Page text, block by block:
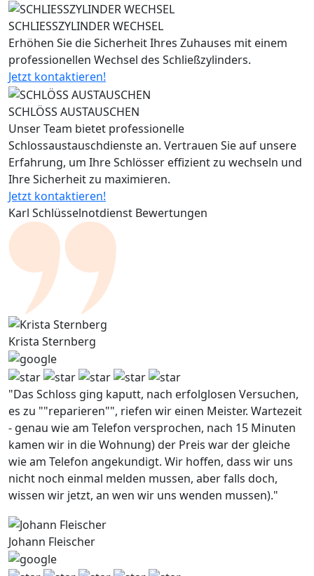
SCHLIESSZYLINDER WECHSEL
Erhöhen Sie die Sicherheit Ihres Zuhauses mit einem
professionellen Wechsel des Schließzylinders.
Jetzt kontaktieren!
SCHLÖSS AUSTAUSCHEN
Unser Team bietet professionelle
Schlossaustauschdienste an. Vertrauen Sie auf unsere
Erfahrung, um Ihre Schlösser effizient zu wechseln und
Ihre Sicherheit zu maximieren.
Jetzt kontaktieren!
Karl Schlüsselnotdienst Bewertungen
Krista Sternberg
"Das Schloss ging kaputt, nach erfolglosen Versuchen,
es zu ""reparieren"", riefen wir einen Meister. Wartezeit
- genau wie am Telefon versprochen, nach 15 Minuten
kamen wir in die Wohnung) der Preis war der gleiche
wie am Telefon angekundigt. Wir hoffen, dass wir uns
nicht noch einmal melden mussen, aber falls doch,
wissen wir jetzt, an wen wir uns wenden mussen)."
Johann Fleischer